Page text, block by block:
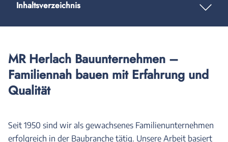
Inhaltsverzeichnis
MR Herlach Bauunternehmen –
Familiennah bauen mit Erfahrung und
Qualität
Seit 1950 sind wir als gewachsenes Familienunternehmen
erfolgreich in der Baubranche tätig. Unsere Arbeit basiert